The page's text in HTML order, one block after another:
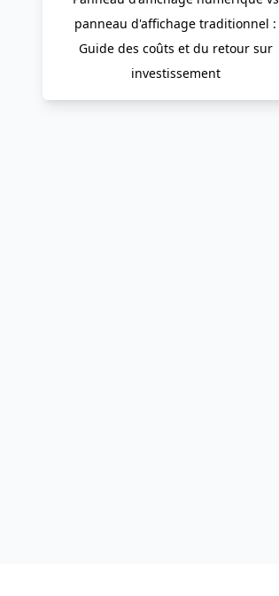
panneau d'affichage traditionnel :
Guide des coûts et du retour sur
investissement